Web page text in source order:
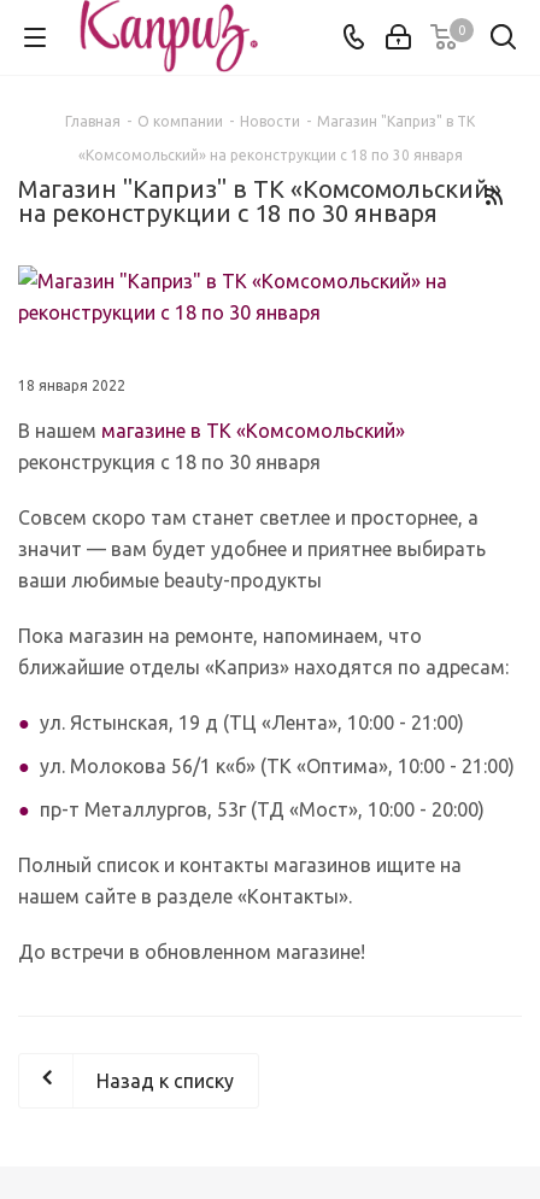
0
Главная - О компании - Новости - Магазин "Каприз" в ТК
«Комсомольский» на реконструкции с 18 по 30 января
Магазин "Каприз" в ТК «Комсомольский»
на реконструкции с 18 по 30 января
18 января 2022
В нашем магазине в ТК «Комсомольский»
реконструкция с 18 по 30 января
Совсем скоро там станет светлее и просторнее, а
значит — вам будет удобнее и приятнее выбирать
ваши любимые beauty-продукты
Пока магазин на ремонте, напоминаем, что
ближайшие отделы «Каприз» находятся по адресам:
ул. Ястынская, 19 д (ТЦ «Лента», 10:00 - 21:00)
ул. Молокова 56/1 к«б» (ТК «Оптима», 10:00 - 21:00)
пр-т Металлургов, 53г (ТД «Мост», 10:00 - 20:00)
Полный список и контакты магазинов ищите на
нашем сайте в разделе «Контакты».
До встречи в обновленном магазине!
Назад к списку